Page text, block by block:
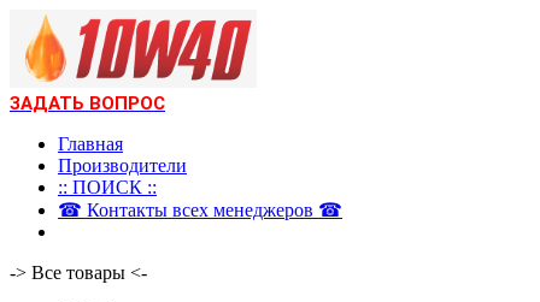
ЗАДАТЬ ВОПРОС
Главная
Производители
:: ПОИСК ::
☎ Контакты всех менеджеров ☎
-> Все товары <-